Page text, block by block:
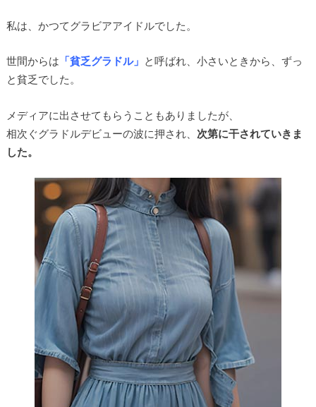
私は、かつてグラビアアイドルでした。
世間からは 「貧乏グラドル」 と呼ばれ、小さいときから、ずっ
と貧乏でした。
メディアに出させてもらうこともありましたが、
相次ぐグラドルデビューの波に押され、 次第に干されていきま
した。